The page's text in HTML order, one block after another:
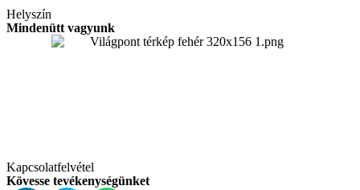
Helyszín
Mindenütt vagyunk
Kapcsolatfelvétel
Kövesse tevékenységünket